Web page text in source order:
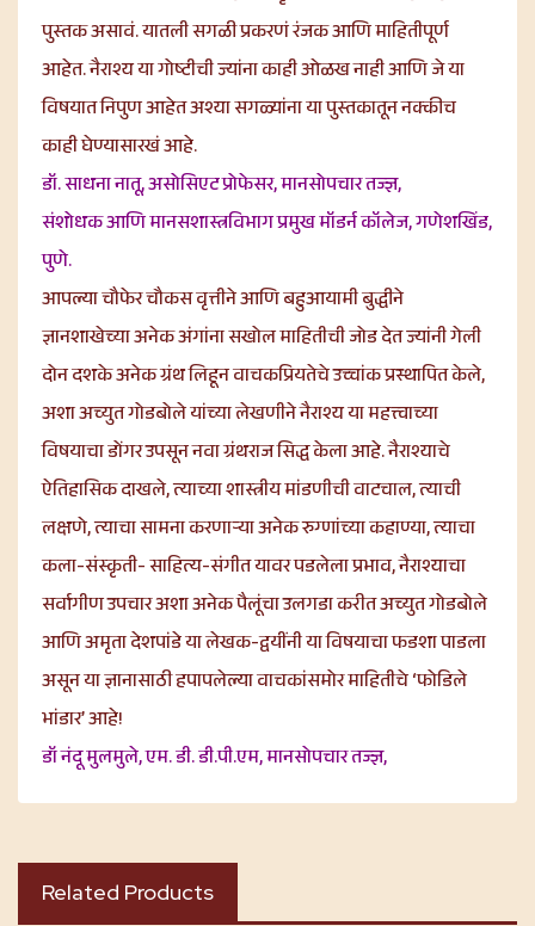
पुस्तक असावं. यातली सगळी प्रकरणं रंजक आणि माहितीपूर्ण
आहेत. नैराश्य या गोष्टीची ज्यांना काही ओळख नाही आणि जे या
विषयात निपुण आहेत अश्या सगळ्यांना या पुस्तकातून नक्कीच
काही घेण्यासारखं आहे.
डॉ. साधना नातू, असोसिएट प्रोफेसर, मानसोपचार तज्ज्ञ,
संशोधक आणि मानसशास्त्रविभाग प्रमुख मॉडर्न कॉलेज, गणेशखिंड,
पुणे.
आपल्या चौफेर चौकस वृत्तीने आणि बहुआयामी बुद्धीने
ज्ञानशाखेच्या अनेक अंगांना सखोल माहितीची जोड देत ज्यांनी गेली
दोन दशके अनेक ग्रंथ लिहून वाचकप्रियतेचे उच्चांक प्रस्थापित केले,
अशा अच्युत गोडबोले यांच्या लेखणीने नैराश्य या महत्त्वाच्या
विषयाचा डोंगर उपसून नवा ग्रंथराज सिद्ध केला आहे. नैराश्याचे
ऐतिहासिक दाखले, त्याच्या शास्त्रीय मांडणीची वाटचाल, त्याची
लक्षणे, त्याचा सामना करणाऱ्या अनेक रुग्णांच्या कहाण्या, त्याचा
कला-संस्कृती- साहित्य-संगीत यावर पडलेला प्रभाव, नैराश्याचा
सर्वागीण उपचार अशा अनेक पैलूंचा उलगडा करीत अच्युत गोडबोले
आणि अमृता देशपांडे या लेखक-द्वयींनी या विषयाचा फडशा पाडला
असून या ज्ञानासाठी हपापलेल्या वाचकांसमोर माहितीचे ‘फोडिले
भांडार’ आहे!
डॉ नंदू मुलमुले, एम. डी. डी.पी.एम, मानसोपचार तज्ज्ञ,
Related Products